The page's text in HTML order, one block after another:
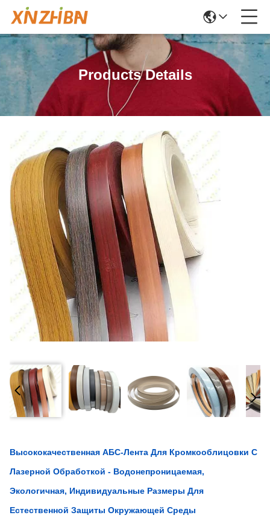
Products Details
Высококачественная АБС-Лента Для Кромкооблицовки С
Лазерной Обработкой - Водонепроницаемая,
Экологичная, Индивидуальные Размеры Для
Естественной Защиты Окружающей Среды